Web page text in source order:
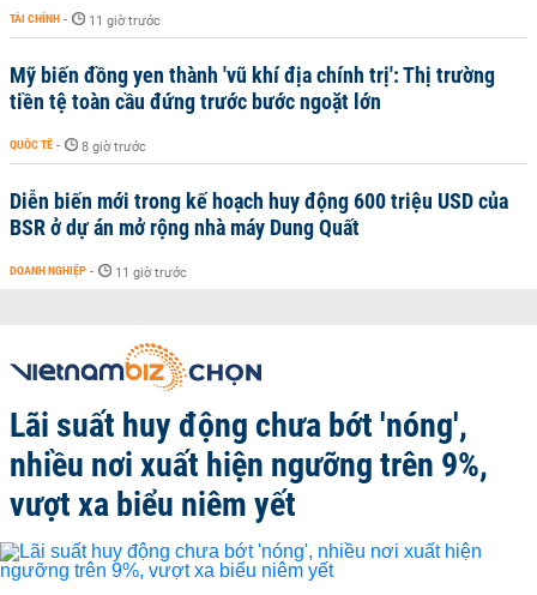
TÀI CHÍNH - 11 giờ trước
Mỹ biến đồng yen thành 'vũ khí địa chính trị': Thị trường
tiền tệ toàn cầu đứng trước bước ngoặt lớn
QUỐC TẾ - 8 giờ trước
Diễn biến mới trong kế hoạch huy động 600 triệu USD của
BSR ở dự án mở rộng nhà máy Dung Quất
DOANH NGHIỆP - 11 giờ trước
Lãi suất huy động chưa bớt 'nóng',
nhiều nơi xuất hiện ngưỡng trên 9%,
vượt xa biểu niêm yết